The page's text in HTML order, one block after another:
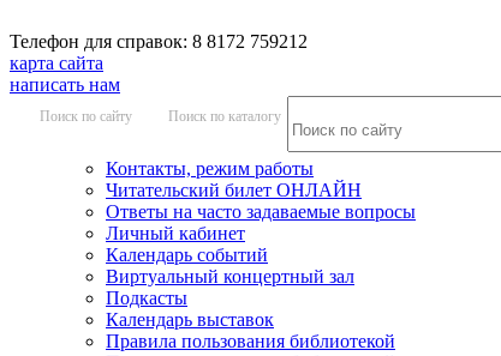
Телефон для справок: 8 8172 759212
карта сайта
написать нам
Поиск по сайту Поиск по каталогу
Контакты, режим работы
Читательский билет ОНЛАЙН
Ответы на часто задаваемые вопросы
Личный кабинет
Календарь событий
Виртуальный концертный зал
Подкасты
Календарь выставок
Правила пользования библиотекой